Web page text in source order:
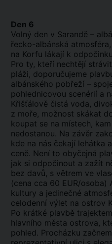
Den 6
Volný den v Sarandě –
řecko-albánská
na Korfu lákají k
Pro ty, kteří nechtějí
pláži, doporučujeme
albánského pobřeží –
pohlednicovou scenérií a
Křišťálově čistá voda,
z moře, možnost skákat
koupat se na místech,
nedostanou. Na závěr
kde na nás čekají lehátka
ceně. Není to obyčejná
jak si odpočinout a zažít
bez davů, s větrem ve
(cena cca 60 EUR/
kultury a jedinečné
celodenní výlet na ostrov
Po krátké plavbě
hlavního města ostrova,
pohled. Procházku